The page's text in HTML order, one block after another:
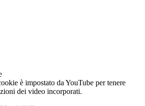
è impostato da YouTube per tenere
dei video incorporati.